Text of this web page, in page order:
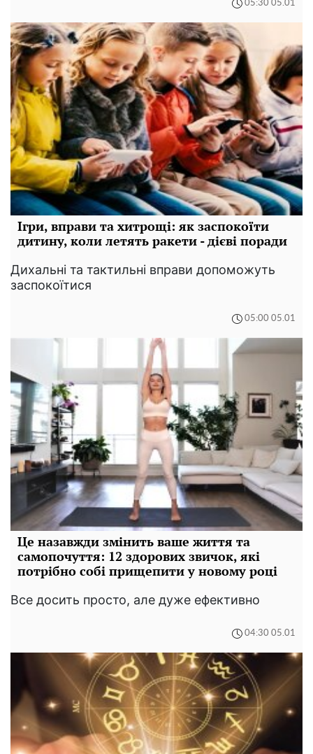
05:30 05.01
Ігри, вправи та хитрощі: як заспокоїти
дитину, коли летять ракети - дієві поради
Дихальні та тактильні вправи допоможуть
заспокоїтися
05:00 05.01
Це назавжди змінить ваше життя та
самопочуття: 12 здорових звичок, які
потрібно собі прищепити у новому році
Все досить просто, але дуже ефективно
04:30 05.01